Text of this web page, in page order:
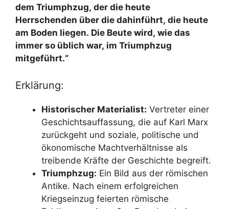
dem Triumphzug, der die heute
Herrschenden über die dahinführt, die heute
am Boden liegen. Die Beute wird, wie das
immer so üblich war, im Triumphzug
mitgeführt.“
Erklärung:
Historischer Materialist: Vertreter einer
Geschichtsauffassung, die auf Karl Marx
zurückgeht und soziale, politische und
ökonomische Machtverhältnisse als
treibende Kräfte der Geschichte begreift.
Triumphzug: Ein Bild aus der römischen
Antike. Nach einem erfolgreichen
Kriegseinzug feierten römische